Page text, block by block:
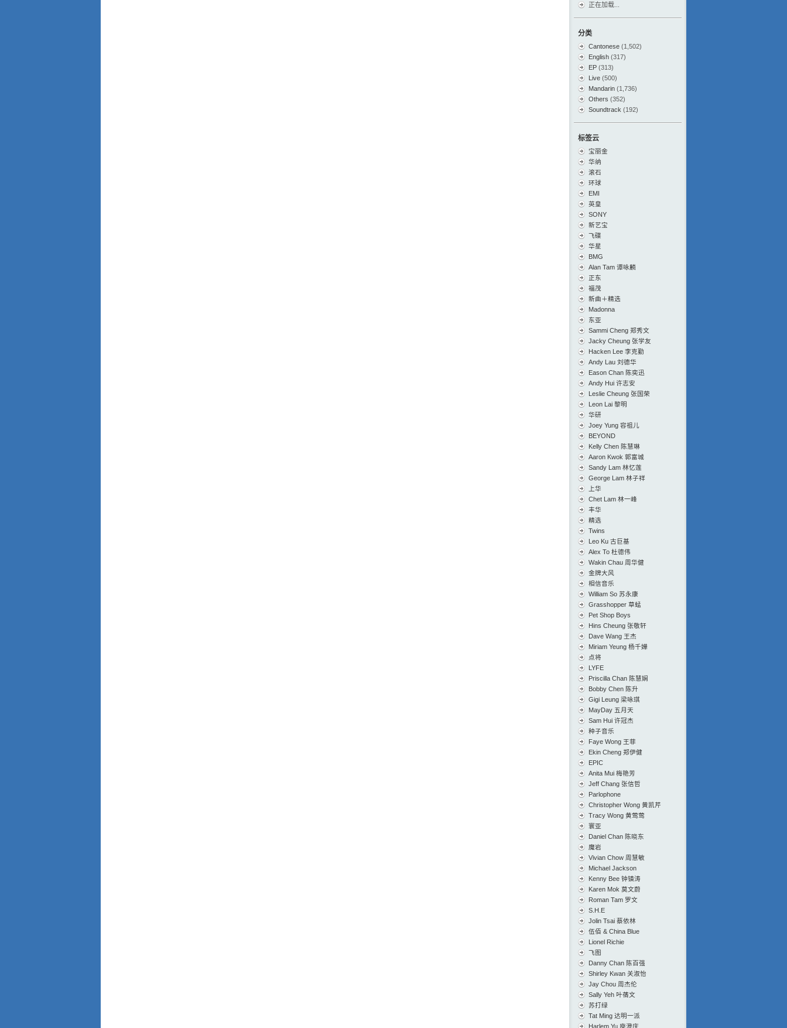
正在加载...
分类
Cantonese (1,502)
English (317)
EP (313)
Live (500)
Mandarin (1,736)
Others (352)
Soundtrack (192)
标签云
宝丽金
华纳
滚石
环球
EMI
英皇
SONY
新艺宝
飞碟
华星
BMG
Alan Tam 谭咏麟
正东
福茂
新曲＋精选
Madonna
东亚
Sammi Cheng 郑秀文
Jacky Cheung 张学友
Hacken Lee 李克勤
Andy Lau 刘德华
Eason Chan 陈奕迅
Andy Hui 许志安
Leslie Cheung 张国荣
Leon Lai 黎明
华研
Joey Yung 容祖儿
BEYOND
Kelly Chen 陈慧琳
Aaron Kwok 郭富城
Sandy Lam 林忆莲
George Lam 林子祥
上华
Chet Lam 林一峰
丰华
精选
Twins
Leo Ku 古巨基
Alex To 杜德伟
Wakin Chau 周华健
金牌大风
相信音乐
William So 苏永康
Grasshopper 草蜢
Pet Shop Boys
Hins Cheung 张敬轩
Dave Wang 王杰
Miriam Yeung 杨千嬅
点将
LYFE
Priscilla Chan 陈慧娴
Bobby Chen 陈升
Gigi Leung 梁咏琪
MayDay 五月天
Sam Hui 许冠杰
种子音乐
Faye Wong 王菲
Ekin Cheng 郑伊健
EPIC
Anita Mui 梅艳芳
Jeff Chang 张信哲
Parlophone
Christopher Wong 黄凯芹
Tracy Wong 黄莺莺
寰亚
Daniel Chan 陈晓东
魔岩
Vivian Chow 周慧敏
Michael Jackson
Kenny Bee 钟镇涛
Karen Mok 莫文蔚
Roman Tam 罗文
S.H.E
Jolin Tsai 蔡依林
伍佰 & China Blue
Lionel Richie
飞图
Danny Chan 陈百强
Shirley Kwan 关淑怡
Jay Chou 周杰伦
Sally Yeh 叶蒨文
苏打绿
Tat Ming 达明一派
Harlem Yu 庾澄庆